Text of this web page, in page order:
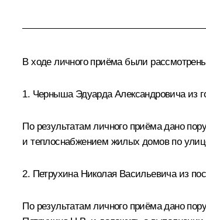
В ходе личного приёма были
1. Черныша Эдуарда Александровича из
По результатам личного приёма дано
и теплоснабжением жилых домов по
2. Петрухина Николая Васильевича из
По результатам личного приёма дано